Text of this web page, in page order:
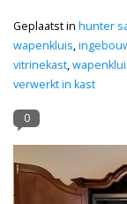
Kluisdeur
Recente projecten
Geplaatst in hunter
wapenkluis,
vitrinekast,
verwerkt in kast
0